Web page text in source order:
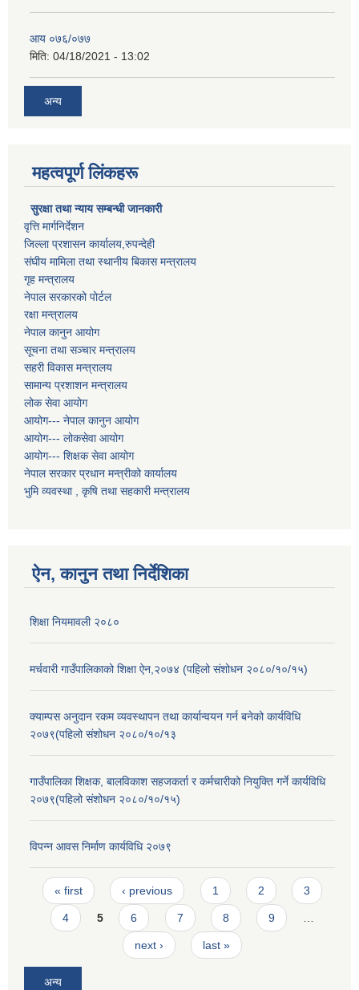
आय ०७६/०७७
मिति: 04/18/2021 - 13:02
अन्य
महत्वपूर्ण लिंकहरू
सुरक्षा तथा न्याय सम्बन्धी जानकारी
वृत्ति मार्गनिर्देशन
जिल्ला प्रशासन कार्यालय,रुपन्देही
संघीय मामिला तथा स्थानीय बिकास मन्त्रालय
गृह मन्त्रालय
नेपाल सरकारको पोर्टल
रक्षा मन्त्रालय
नेपाल कानुन आयोग
सूचना तथा सञ्चार मन्त्रालय
सहरी विकास मन्त्रालय
सामान्य प्रशाशन मन्त्रालय
लोक सेवा आयोग
आयोग--- नेपाल कानुन आयोग
आयोग--- लोकसेवा आयोग
आयोग--- शिक्षक सेवा आयोग
नेपाल सरकार प्रधान मन्त्रीको कार्यालय
भुमि व्यवस्था , कृषि तथा सहकारी मन्त्रालय
ऐन, कानुन तथा निर्देशिका
शिक्षा नियमावली २०८०
मर्चवारी गाउँपालिकाको शिक्षा ऐन,२०७४ (पहिलो संशोधन २०८०/१०/१५)
क्याम्पस अनुदान रकम व्यवस्थापन तथा कार्यान्वयन गर्न बनेको कार्यविधि
२०७९(पहिलो संशोधन २०८०/१०/१३
गाउँपालिका शिक्षक, बालविकाश सहजकर्ता र कर्मचारीको नियुक्ति गर्ने कार्यविधि
२०७९(पहिलो संशोधन २०८०/१०/१५)
विपन्न आवस निर्माण कार्यविधि २०७९
Pages
« first ‹ previous 1 2 3
4 5 6 7 8 9
next › last »
अन्य